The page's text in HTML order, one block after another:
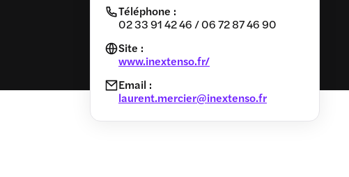
Téléphone :
02 33 91 42 46 / 06 72 87 46 90
Site :
www.inextenso.fr/
Email :
laurent.mercier@inextenso.fr